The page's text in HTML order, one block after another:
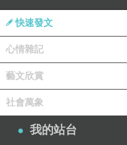
快速發文
心情雜記
藝文欣賞
社會萬象
我的站台